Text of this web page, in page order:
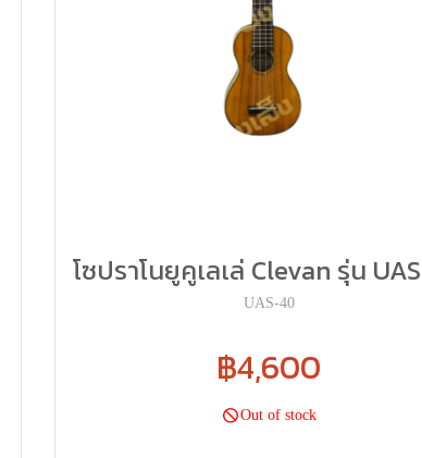
โซปราโนยูคูเลเล่ Clevan รุ่น
UAS-40
฿4,600
Out of stock